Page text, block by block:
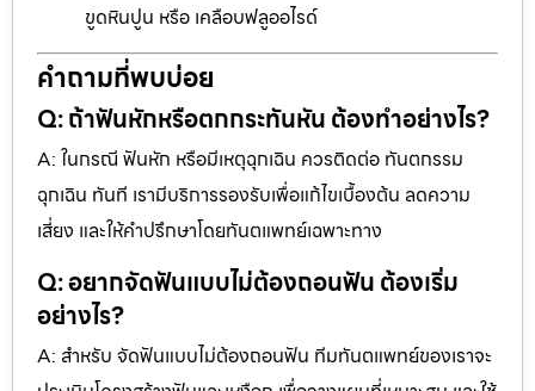
ขูดหินปูน หรือ เคลือบฟลูออไรด์
คำถามที่พบบ่อย
Q: ถ้าฟันหักหรือตกกระทันหัน ต้องทำอย่างไร?
A: ในกรณี ฟันหัก หรือมีเหตุฉุกเฉิน ควรติดต่อ ทันตกรรม
ฉุกเฉิน ทันที เรามีบริการรองรับเพื่อแก้ไขเบื้องต้น ลดความ
เสี่ยง และให้คำปรึกษาโดยทันตแพทย์เฉพาะทาง
Q: อยากจัดฟันแบบไม่ต้องถอนฟัน ต้องเริ่ม
อย่างไร?
A: สำหรับ จัดฟันแบบไม่ต้องถอนฟัน ทีมทันตแพทย์ของเราจะ